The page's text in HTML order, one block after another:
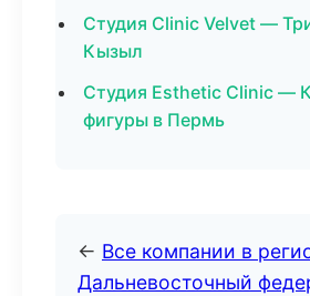
Студия Clinic Velvet —
Кызыл
Студия Esthetic Clinic —
фигуры в Пермь
← Все компании в
Дальневосточный